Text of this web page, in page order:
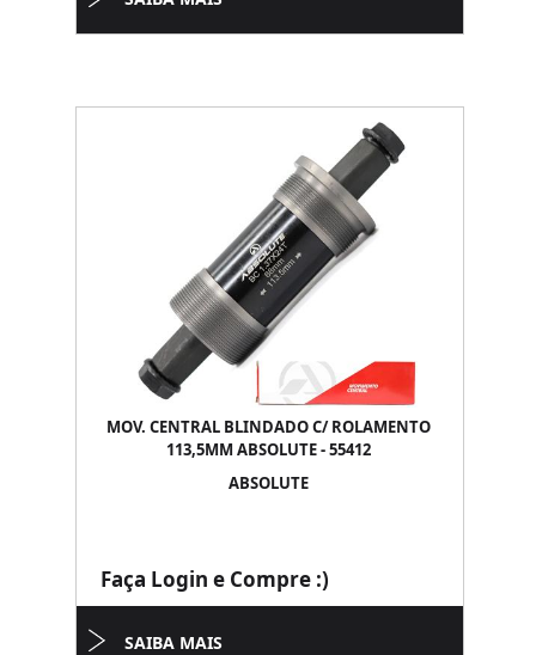
MOV. CENTRAL BLINDADO C/ ROLAMENTO
113,5MM ABSOLUTE - 55412
ABSOLUTE
Faça Login e Compre :)
SAIBA MAIS